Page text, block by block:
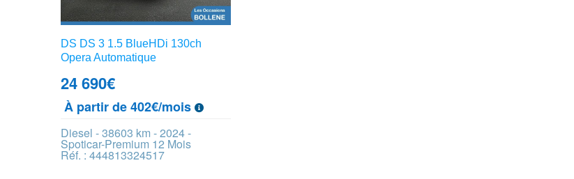
DS DS 3 1.5 BlueHDi 130ch
Opera Automatique
24 690€
À partir de 402€/mois
Diesel - 38603 km - 2024 -
Spoticar-Premium 12 Mois
Réf. : 444813324517